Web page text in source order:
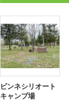
ピンネシリオート
キャンプ場